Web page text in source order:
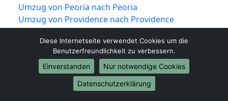
Umzug von Peoria nach Peoria
Umzug von Providence nach Providence
Umzug von Vancouver nach Vancouver
Umzug von Knoxville nach Knoxville
Umzug von Akron nach Akron
Umzug von Shreveport nach Shreveport
Umzug von Mobile nach Mobile
Umzug von Brownsville nach Brownsville
Diese Internetseite verwendet Cookies um die
Benutzerfreundlichkeit zu verbessern.
Einverstanden
Nur notwendige Cookies
Datenschutzerklärung